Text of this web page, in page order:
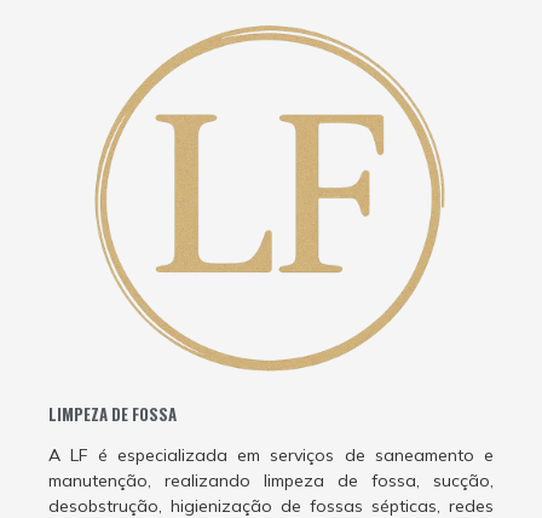
LIMPEZA DE FOSSA
A LF é especializada em serviços de saneamento e
manutenção, realizando limpeza de fossa, sucção,
desobstrução, higienização de fossas sépticas, redes